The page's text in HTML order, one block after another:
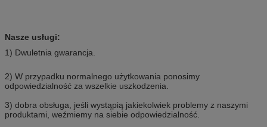
Nasze usługi:
1) Dwuletnia gwarancja.
2) W przypadku normalnego użytkowania ponosimy
odpowiedzialność za wszelkie uszkodzenia.
3) dobra obsługa, jeśli wystąpią jakiekolwiek problemy z naszymi
produktami, weźmiemy na siebie odpowiedzialność.